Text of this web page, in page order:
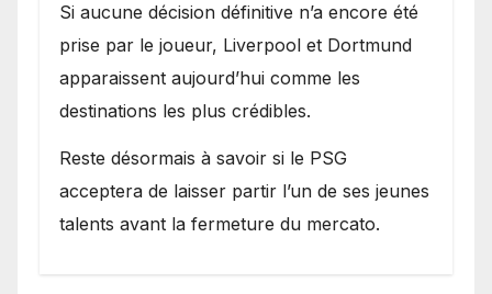
Si aucune décision définitive n’a encore été
prise par le joueur, Liverpool et Dortmund
apparaissent aujourd’hui comme les
destinations les plus crédibles.
Reste désormais à savoir si le PSG
acceptera de laisser partir l’un de ses jeunes
talents avant la fermeture du mercato.